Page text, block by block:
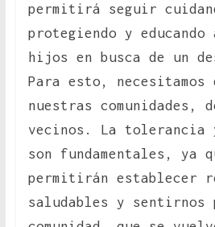
permitirá seguir
protegiendo y educando
hijos en busca de un
Para esto, necesitamos
nuestras comunidades,
vecinos. La tolerancia
son fundamentales, ya
permitirán establecer
saludables y sentirnos